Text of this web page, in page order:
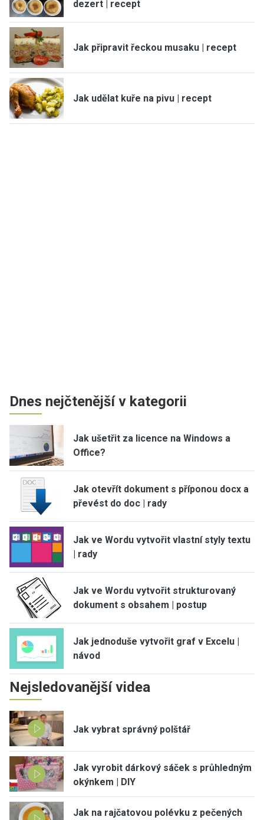
dezert | recept
Jak připravit řeckou musaku | recept
Jak udělat kuře na pivu | recept
Dnes nejčtenější v kategorii
Jak ušetřit za licence na Windows a
Office?
Jak otevřít dokument s příponou docx a
převést do doc | rady
Jak ve Wordu vytvořit vlastní styly textu
| rady
Jak ve Wordu vytvořit strukturovaný
dokument s obsahem | postup
Jak jednoduše vytvořit graf v Excelu |
návod
Nejsledovanější videa
Jak vybrat správný polštář
Jak vyrobit dárkový sáček s průhledným
okýnkem | DIY
Jak na rajčatovou polévku z pečených